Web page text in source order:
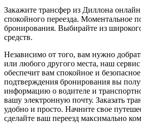
Закажите трансфер из Диллона онлайн
спокойного переезда. Моментальное
бронирования. Выбирайте из
средств.
Независимо от того, вам нужно
или любого другого места, наш
обеспечит вам спокойное и
подтверждения бронирования вы
информацию о водителе и
вашу электронную почту. Заказать
удобно и просто. Начните свое
сделайте ваш переезд максимально